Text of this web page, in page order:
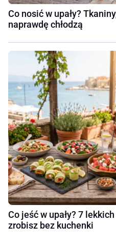
Co nosić w upały?
naprawdę chłodzą
Co jeść w upały? 7
zrobisz bez kuchenki